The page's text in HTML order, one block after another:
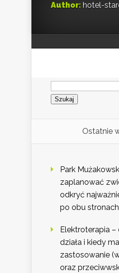
Author: hotel-
Szukaj:
Ostatnie
Park
zaplanować
odkryć
po obu
Elektroterapia
działa i kiedy ma
zastosowanie
oraz